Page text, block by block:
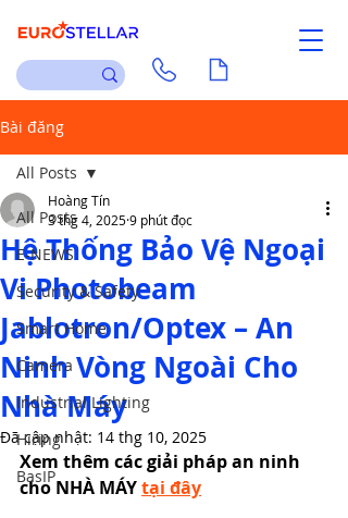
Liên hệ Tài liệu
Bài đăng
All Posts
E-NEWS
Security & Safety
Smart Home
Camera
Industrial Lighting
Hiring
BasIP
All Posts
Hệ Thống Bảo Vệ Ngoại
Vi Photobeam
Jablotron/Optex – An
Ninh Vòng Ngoài Cho
Nhà Máy
Hoàng Tín
3 thg 4, 20259 phút đọc
Đã cập nhật: 14 thg 10, 2025
Xem thêm các giải pháp an ninh
cho NHÀ MÁY tại đây